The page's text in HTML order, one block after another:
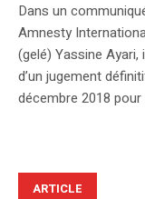
Dans un
Amnesty
(gelé) Yassine
d’un jugement
décembre 2018
ARTICLE